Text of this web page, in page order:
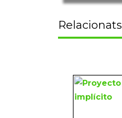
Relacionats